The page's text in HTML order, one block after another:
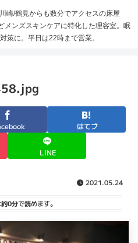
崎/鶴見からも数分でアクセスの床屋
メンズスキンケアに特化した理容室。眠
策に。平日は22時まで営業。
はてブ
LINE
2021.05.24
約0分で読めます。